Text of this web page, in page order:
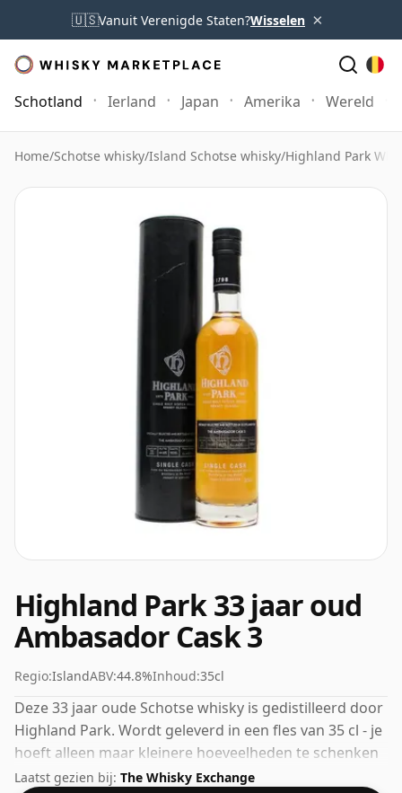
🇺🇸Vanuit Verenigde Staten?Wisselen ×
Schotland Ierland Japan Amerika Wereld
Home/Schotse whisky/Island Schotse whisky/Highland Park
Highland Park 33 jaar oud
Ambasador Cask 3
Regio:IslandABV:44.8%Inhoud:35cl
Deze 33 jaar oude Schotse whisky is gedistilleerd door
Highland Park. Wordt geleverd in een fles van 35 cl - je
hoeft alleen maar kleinere hoeveelheden te schenken
voor je vrienden!
Laatst gezien bij: The Whisky Exchange